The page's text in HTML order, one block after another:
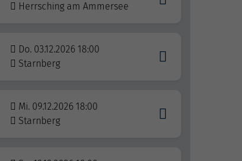
Herrsching am Ammersee
Do. 03.12.2026 18:00
Starnberg
Mi. 09.12.2026 18:00
Starnberg